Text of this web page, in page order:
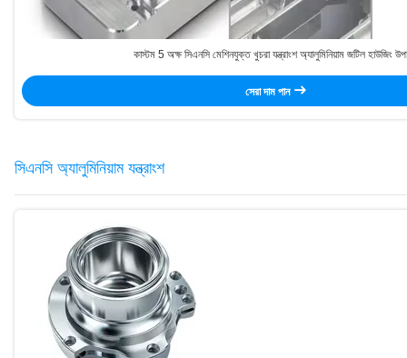
কাস্টম 5 অক্ষ সিএনসি মেশিনযুক্ত খুচরা যন্ত্রাংশ অ্যালুমিনিয়াম জটিল হাউজিং
সেরা দাম পান
সিএনসি অ্যালুমিনিয়াম যন্ত্রাংশ